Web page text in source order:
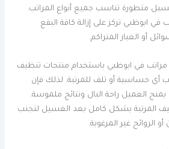
متطورة تناسب جميع أنواع المراتب.
ابوظبي تركز على إزالة كافة البقع
أو الغبار المتراكم.
في ابوظبي باستخدام منتجات تنظيف
أي حساسية أو تلف للمرتبة. لذلك فإن
يمنح العميل راحة البال ونتائج ملموسة.
المرتبة بشكل كامل بعد الغسيل لتجنب
الروائح غير المرغوبة.